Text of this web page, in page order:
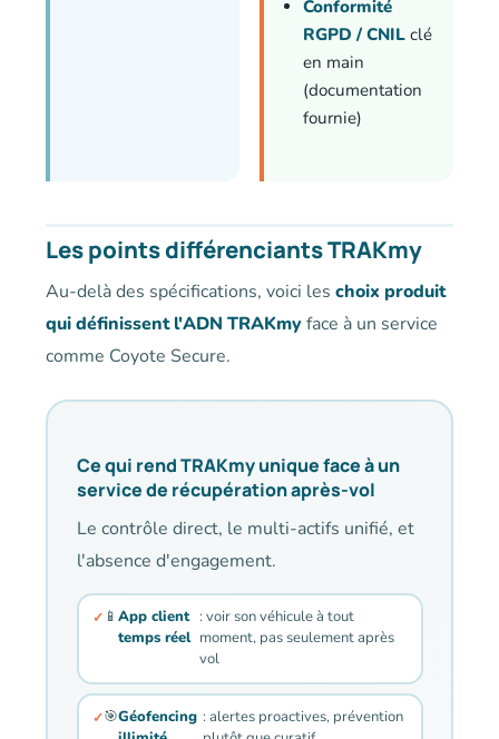
Conformité
RGPD / CNILclé
en main
(documentation
fournie)
Les points différenciants TRAKmy
Au-delà des spécifications, voici les choix produit
qui définissent l'ADN TRAKmyface à un service
comme Coyote Secure.
Ce qui rend TRAKmy unique face à un
service de récupération après-vol
Le contrôle direct, le multi-actifs unifié, et
l'absence d'engagement.
📱 App client
temps réel
: voir son véhicule à tout
moment, pas seulement après
vol
🎯Géofencing : alertes proactives, prévention